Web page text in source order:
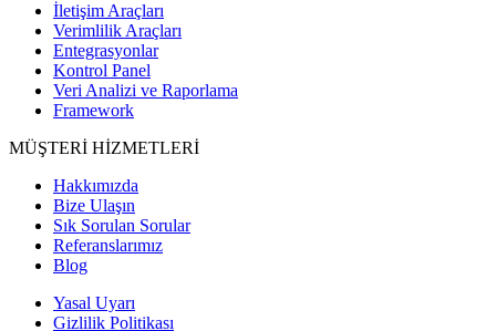
İletişim Araçları
Verimlilik Araçları
Entegrasyonlar
Kontrol Panel
Veri Analizi ve Raporlama
Framework
MÜŞTERİ HİZMETLERİ
Hakkımızda
Bize Ulaşın
Sık Sorulan Sorular
Referanslarımız
Blog
Yasal Uyarı
Gizlilik Politikası